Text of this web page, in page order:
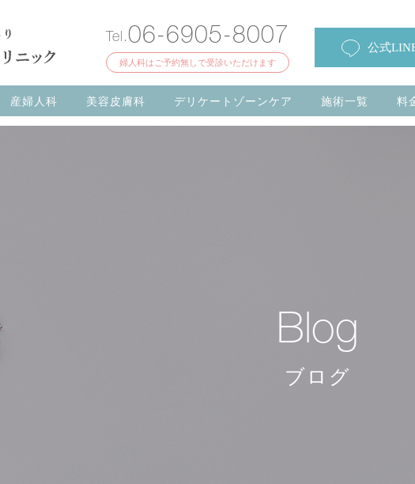
Tel.06-6905-8007
婦人科はご予約無しで受診いただけます
公式
産婦人科 美容皮膚科 デリケートゾーンケア 施術一覧 料
Blog
ブログ